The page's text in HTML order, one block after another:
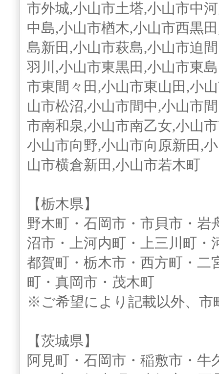
市外城,小山市土塔,小山市中
中島,小山市楢木,小山市西黒
島新田,小山市萩島,小山市迫
羽川,小山市東黒田,小山市東
市東間々田,小山市東山田,小
山市松沼,小山市間中,小山市
市南和泉,小山市南乙女,小山
小山市向野,小山市向原新田,
山市横倉新田,小山市若木町
【栃木県】
野木町・石岡市・市貝市・岩
沼市・上河内町・上三川町・
都賀町・栃木市・西方町・二
町・真岡市・茂木町
※ご希望により記載以外、市
【茨城県】
阿見町・石岡市・稲敷市・